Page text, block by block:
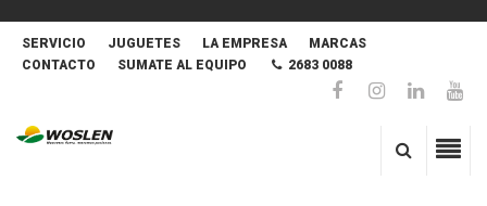
SERVICIO JUGUETES LA EMPRESA
MARCAS
CONTACTO
SUMATE AL EQUIPO 2683 0088